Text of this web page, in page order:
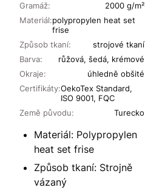
Materiál:polypropylen heat set
frise
Způsob tkaní:
strojové tkaní
Gramáž:
2000 g/m²
Okraje: úhledně obšité
Barva: růžová, šedá, krémové
Země původu: Turecko
Certifikáty:OekoTex Standard,
ISO 9001, FQC
Materiál: Polypropylen
heat set frise
Způsob tkaní: Strojně
vázaný